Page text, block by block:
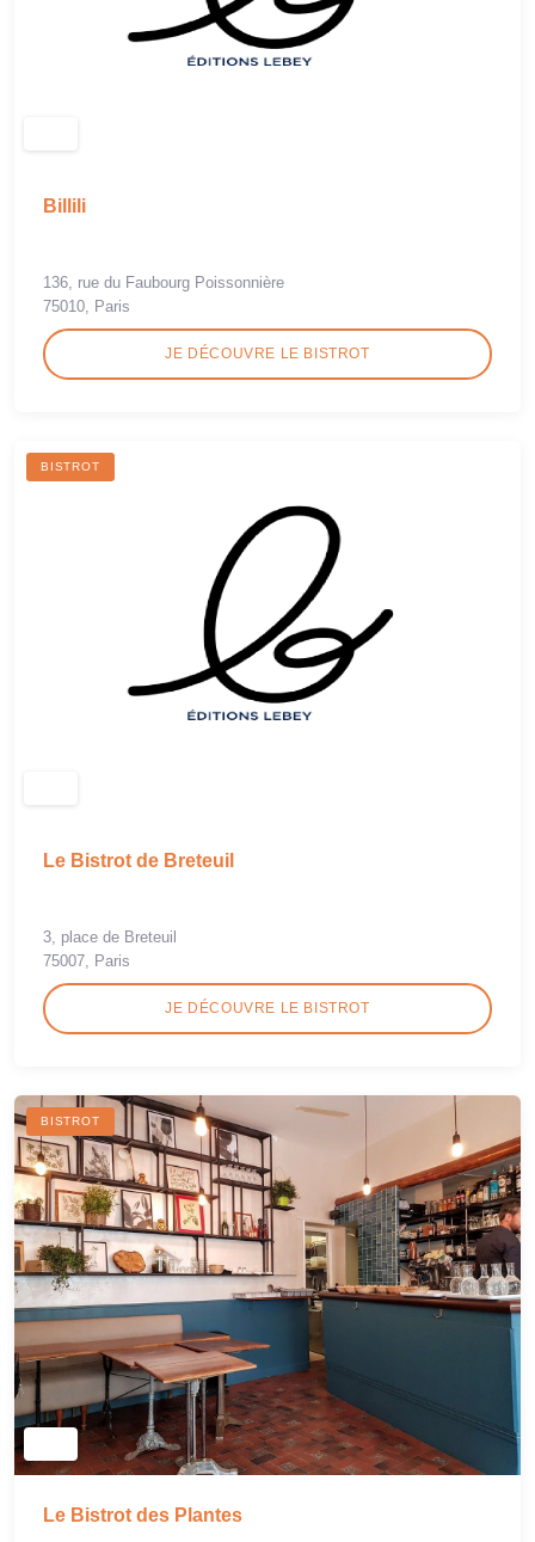
Billili
136, rue du Faubourg Poissonnière
75010, Paris
JE DÉCOUVRE LE BISTROT
BISTROT
Le Bistrot de Breteuil
3, place de Breteuil
75007, Paris
JE DÉCOUVRE LE BISTROT
BISTROT
Le Bistrot des Plantes